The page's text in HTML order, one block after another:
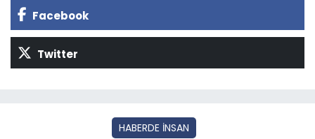
Facebook
Twitter
HABERDE İNSAN